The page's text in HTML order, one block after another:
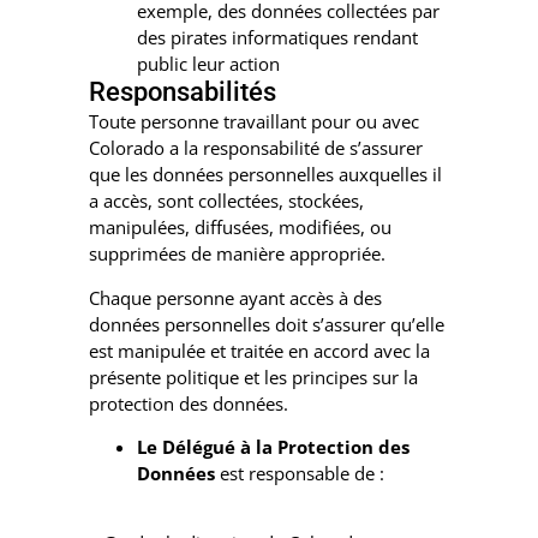
exemple, des données collectées par
des pirates informatiques rendant
public leur action
Responsabilités
Toute personne travaillant pour ou avec
Colorado a la responsabilité de s’assurer
que les données personnelles auxquelles il
a accès, sont collectées, stockées,
manipulées, diffusées, modifiées, ou
supprimées de manière appropriée.
Chaque personne ayant accès à des
données personnelles doit s’assurer qu’elle
est manipulée et traitée en accord avec la
présente politique et les principes sur la
protection des données.
Le Délégué à la Protection des
Données est responsable de :